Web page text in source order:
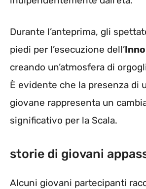
Durante l’anteprima, gli
piedi per l’esecuzione dell’
creando un’atmosfera di
È evidente che la presenza di
giovane rappresenta un
significativo per la Scala.
storie di giovani
Alcuni giovani partecipanti